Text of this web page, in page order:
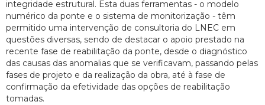
integridade estrutural. Esta duas ferramentas - o modelo
numérico da ponte e o sistema de monitorização - têm
permitido uma intervenção de consultoria do LNEC em
questões diversas, sendo de destacar o apoio prestado na
recente fase de reabilitação da ponte, desde o diagnóstico
das causas das anomalias que se verificavam, passando pelas
fases de projeto e da realização da obra, até à fase de
confirmação da efetividade das opções de reabilitação
tomadas.